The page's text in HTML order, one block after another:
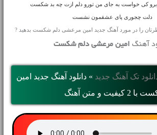
برو کی خواست به جای من تورو دلم ازت چه بد شکست
دلت چجوری پای عشقمون نشست
را در مورد آهنگ جدید امین مرعشی دلم شکست بدهید ?
آهنگ امین مرعشی دلم شکست
تک آهنگ جدید » دانلود آهنگ جديد امین
و متن آهنگ